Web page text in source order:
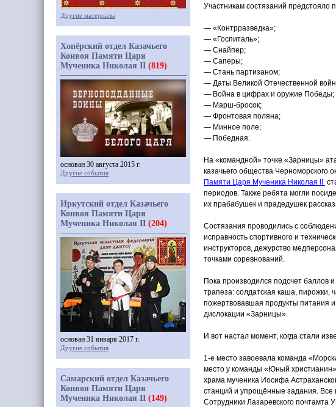
Участникам состязаний предстояло
— «Контрразведка»;
— «Госпиталь»;
— Снайпер;
— Саперы;
— Стань партизаном;
— Даты Великой Отечественной
— Война в цифрах и оружие Победы;
— Марш-бросок;
— Фронтовая поляна;
— Минное поле;
— Победная.
На «командной» точке «Зарницы»
казачьего общества Черноморского
Памяти Царя Мученика Николая II
периодов. Также ребята могли
их прабабушек и прадедушек
Состязания проводились с
исправность спортивного и
инструкторов, дежурство
точками соревнований.
Пока производился подсчет баллов
трапеза: солдатская каша, пирожки,
пожертвовавшая продукты питания
дислокации «Зарницы».
И вот настал момент, когда стали
1-е место завоевала команда
место у команды «Юный
храма мученика Иосифа
станций и упрощённые задания.
Сотрудники Лазаревского
Другие материалы
Хопёрский отдел Казачьего
Конвоя Памяти Царя
Мученика Николая II (819)
основан 30 августа 2015 г.
Другие события
Иркутский отдел Казачьего
Конвоя Памяти Царя
Мученика Николая II (204)
основан 31 января 2017 г.
Другие события
Самарский отдел Казачьего
Конвоя Памяти Царя
Мученика Николая II (149)